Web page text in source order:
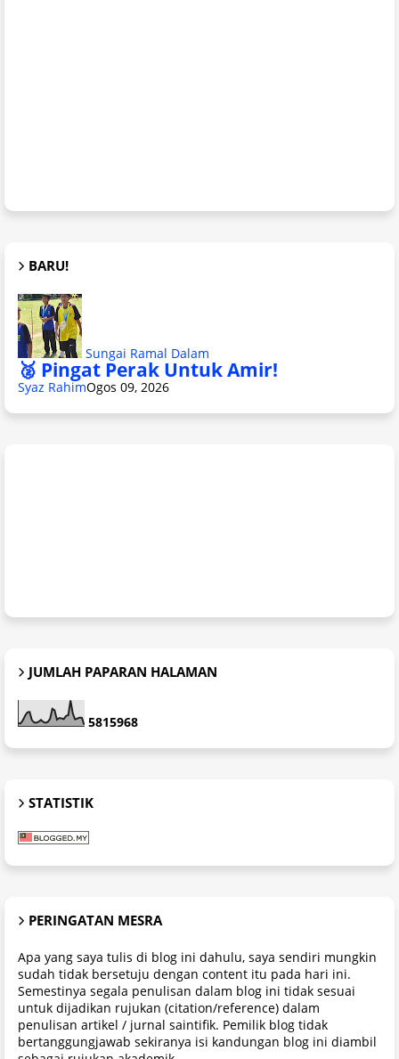
BARU!
Sungai Ramal Dalam
🥈 Pingat Perak Untuk Amir!
Syaz RahimOgos 09, 2026
JUMLAH PAPARAN HALAMAN
5815968
STATISTIK
PERINGATAN MESRA
Apa yang saya tulis di blog ini dahulu, saya sendiri mungkin
sudah tidak bersetuju dengan content itu pada hari ini.
Semestinya segala penulisan dalam blog ini tidak sesuai
untuk dijadikan rujukan (citation/reference) dalam
penulisan artikel / jurnal saintifik. Pemilik blog tidak
bertanggungjawab sekiranya isi kandungan blog ini diambil